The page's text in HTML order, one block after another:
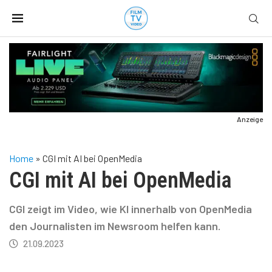
Anzeige
Home » CGI mit AI bei OpenMedia
CGI mit AI bei OpenMedia
CGI zeigt im Video, wie KI innerhalb von OpenMedia
den Journalisten im Newsroom helfen kann.
21.09.2023